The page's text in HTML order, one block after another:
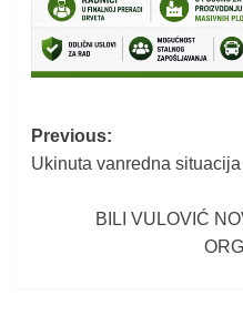
Post
navigation
Previous:
Ukinuta vanredna
BILI VULOVIĆ